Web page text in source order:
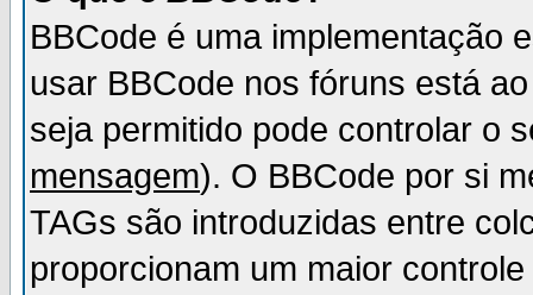
BBCode é uma implementação
usar BBCode nos fóruns está
seja permitido pode controlar o
mensagem). O BBCode por si
TAGs são introduzidas entre
proporcionam um maior